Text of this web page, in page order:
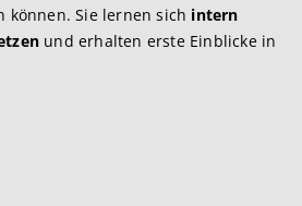
können. Sie lernen sich intern
und erhalten erste Einblicke in